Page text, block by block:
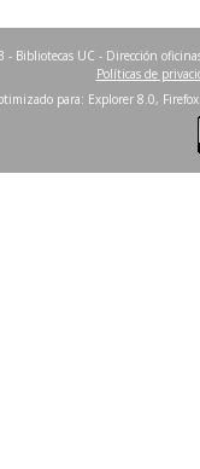
- Bibliotecas UC - Dirección
Políticas de
para: Explorer 8.0,